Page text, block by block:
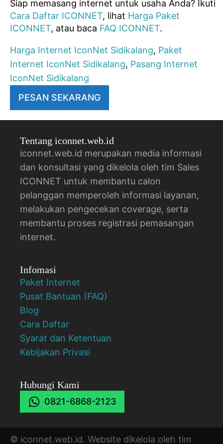
Siap memasang internet untuk usaha Anda? Ikuti
Cara Daftar ICONNET, lihat Harga Paket
ICONNET, atau baca FAQ ICONNET.
Harga Internet IconNet Sidikalang, Paket
Internet IconNet Sidikalang, Pasang Internet
IconNet Sidikalang
PESAN SEKARANG
Tentang iconnet.web.id
iconnet.web.id merupakan media informasi
dan konsultasi yang dikelola oleh tim Sales
ICONNET untuk membantu calon
pelanggan memperoleh informasi layanan,
melakukan pengecekan coverage, serta
membantu proses registrasi pemasangan
internet.
Infomasi
Paket Internet
Pusat Bantuan (FAQ)
Blog
Cara Daftar
Syarat dan Ketentuan
Kebijakan Privasi
Hubungi Kami
0821-6868-2123
© iconnet.web.id. Website dikelola oleh tim